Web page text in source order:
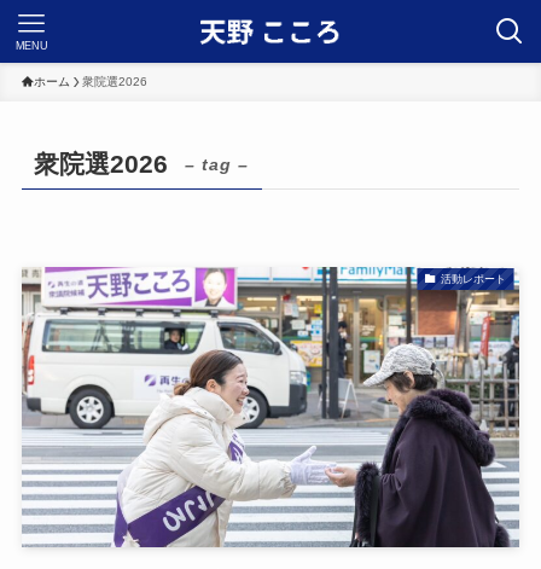
MENU
ホーム 衆院選2026
衆院選2026 – tag –
活動レポート